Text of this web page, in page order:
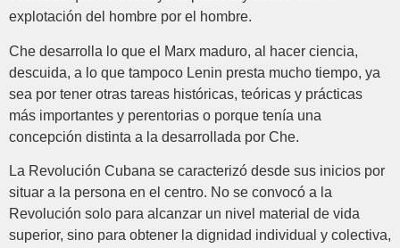
explotación del hombre por el hombre.
Che desarrolla lo que el Marx maduro, al hacer ciencia,
descuida, a lo que tampoco Lenin presta mucho tiempo, ya
sea por tener otras tareas históricas, teóricas y prácticas
más importantes y perentorias o porque tenía una
concepción distinta a la desarrollada por Che.
La Revolución Cubana se caracterizó desde sus inicios por
situar a la persona en el centro. No se convocó a la
Revolución solo para alcanzar un nivel material de vida
superior, sino para obtener la dignidad individual y colectiva,